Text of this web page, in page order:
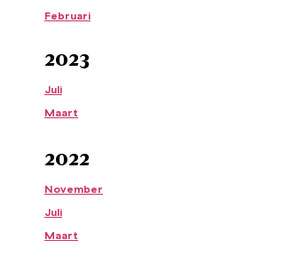
Februari
2023
Juli
Maart
2022
November
Juli
Maart